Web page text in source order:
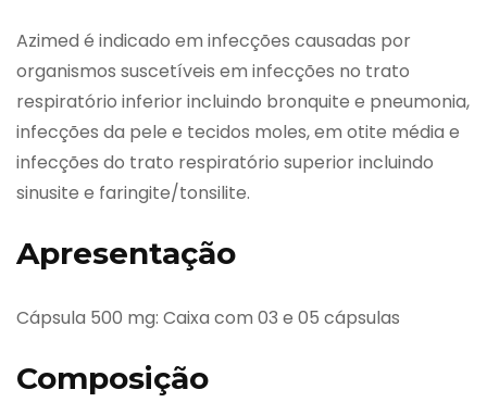
Azimed é indicado em infecções causadas por
organismos suscetíveis em infecções no trato
respiratório inferior incluindo bronquite e pneumonia,
infecções da pele e tecidos moles, em otite média e
infecções do trato respiratório superior incluindo
sinusite e faringite/tonsilite.
Apresentação
Cápsula 500 mg: Caixa com 03 e 05 cápsulas
Composição